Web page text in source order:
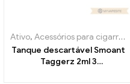
Ativo, Acessórios para cigarros eletrônicos
Tanque descartável Smoant
Taggerz 2ml 3